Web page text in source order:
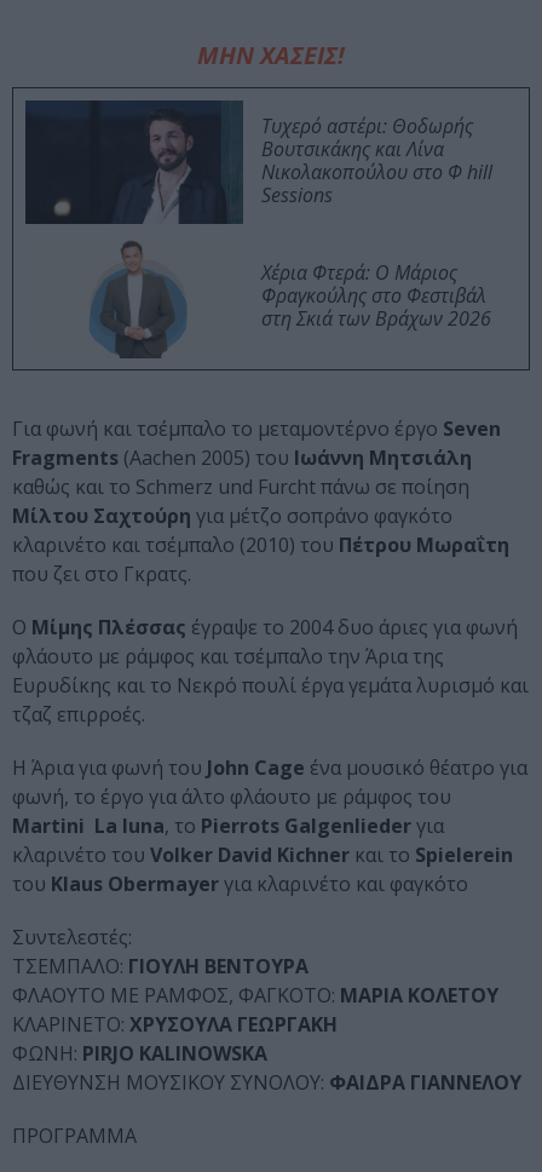
ΜΗΝ ΧΑΣΕΙΣ!
Τυχερό αστέρι: Θοδωρής
Βουτσικάκης και Λίνα
Νικολακοπούλου στο Φ hill
Sessions
Χέρια Φτερά: Ο Μάριος
Φραγκούλης στο Φεστιβάλ
στη Σκιά των Βράχων 2026
Για φωνή και τσέμπαλο το μεταμοντέρνο έργο Seven
Fragments (Aachen 2005) του Ιωάννη Μητσιάλη
καθώς και το Schmerz und Furcht πάνω σε ποίηση
Μίλτου Σαχτούρη για μέτζο σοπράνο φαγκότο
κλαρινέτο και τσέμπαλο (2010) του Πέτρου Μωραΐτη
που ζει στο Γκρατς.
Ο Μίμης Πλέσσας έγραψε το 2004 δυο άριες για φωνή
φλάουτο με ράμφος και τσέμπαλο την Άρια της
Ευρυδίκης και το Νεκρό πουλί έργα γεμάτα λυρισμό και
τζαζ επιρροές.
Η Άρια για φωνή του John Cage ένα μουσικό θέατρο για
φωνή, το έργο για άλτο φλάουτο με ράμφος του
Martini La luna, το Pierrots Galgenliederγια
κλαρινέτο του Volker David Kichner και το Spielerein
του Klaus Obermayerγια κλαρινέτο και φαγκότο
Συντελεστές:
ΤΣΕΜΠΑΛΟ: ΓΙΟΥΛΗ ΒΕΝΤΟΥΡΑ
ΦΛΑΟΥΤΟ ΜΕ ΡΑΜΦΟΣ, ΦΑΓΚΟΤΟ: ΜΑΡΙΑ ΚΟΛΕΤΟΥ
ΚΛΑΡΙΝΕΤΟ: ΧΡΥΣΟΥΛΑ ΓΕΩΡΓΑΚΗ
ΦΩΝΗ: PIRJO KALINOWSKA
ΔΙΕΥΘΥΝΣΗ ΜΟΥΣΙΚΟΥ ΣΥΝΟΛΟΥ: ΦΑΙΔΡΑ ΓΙΑΝΝΕΛΟΥ
ΠΡΟΓΡΑΜΜΑ